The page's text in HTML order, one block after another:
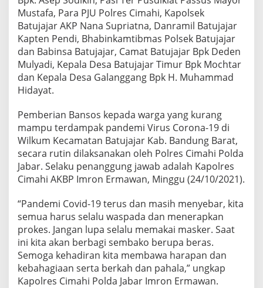
Mustafa, Para PJU Polres Cimahi, Kapolsek
Batujajar AKP Nana Supriatna, Danramil Batujajar
Kapten Pendi, Bhabinkamtibmas Polsek Batujajar
dan Babinsa Batujajar, Camat Batujajar Bpk Deden
Mulyadi, Kepala Desa Batujajar Timur Bpk Mochtar
dan Kepala Desa Galanggang Bpk H. Muhammad
Hidayat.
Pemberian Bansos kepada warga yang kurang
mampu terdampak pandemi Virus Corona-19 di
Wilkum Kecamatan Batujajar Kab. Bandung Barat,
secara rutin dilaksanakan oleh Polres Cimahi Polda
Jabar. Selaku penanggung jawab adalah Kapolres
Cimahi AKBP Imron Ermawan, Minggu (24/10/2021).
“Pandemi Covid-19 terus dan masih menyebar, kita
semua harus selalu waspada dan menerapkan
prokes. Jangan lupa selalu memakai masker. Saat
ini kita akan berbagi sembako berupa beras.
Semoga kehadiran kita membawa harapan dan
kebahagiaan serta berkah dan pahala,” ungkap
Kapolres Cimahi Polda Jabar Imron Ermawan.